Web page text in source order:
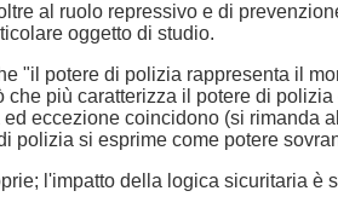
al ruolo repressivo e di
oggetto di studio.
"il potere di polizia rappresenta il
più caratterizza il potere di
eccezione coincidono (si rimanda
polizia si esprime come potere
l'impatto della logica sicuritaria è